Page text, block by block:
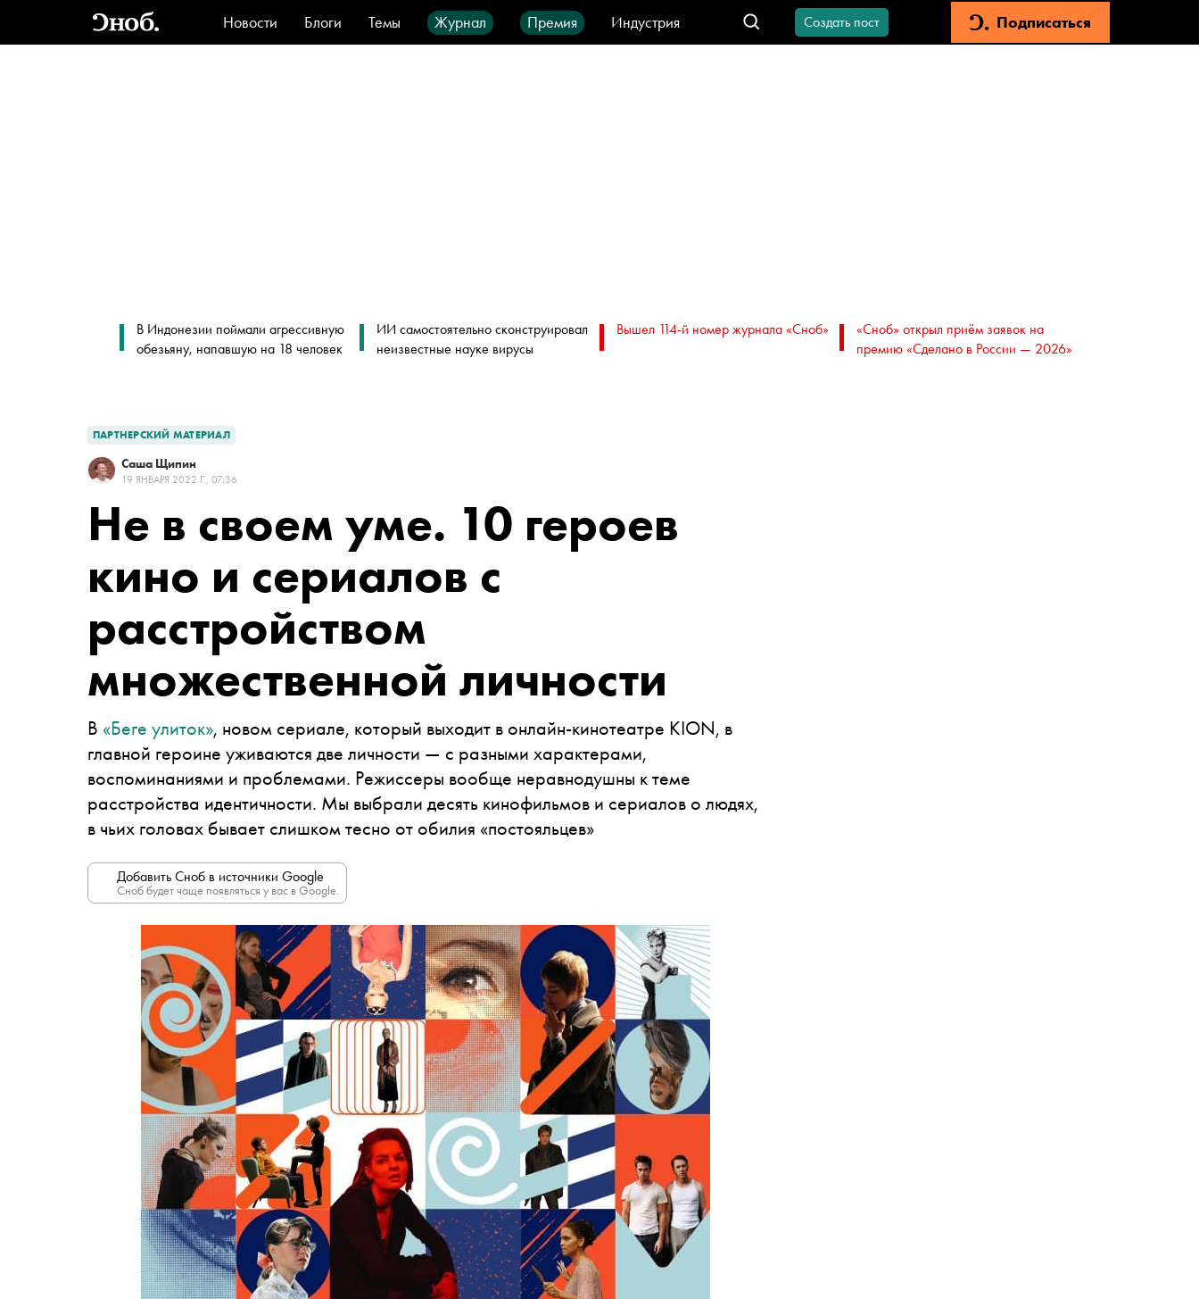
Новости Блоги Темы Журнал Премия
Индустрия
Стиль
Видео Город IT-продукты
Создать пост Подписаться
В Индонезии поймали агрессивную
обезьяну, напавшую на 18 человек
ИИ самостоятельно сконструировал
неизвестные науке вирусы
Вышел 114-й номер журнала «Сноб»
«Сноб» открыл приём заявок на
премию «Сделано в России — 2026»
ПАРТНЕРСКИЙ МАТЕРИАЛ
Саша Щипин
19 ЯНВАРЯ 2022 Г., 07:36
Не в своем уме. 10 героев
кино и сериалов с
расстройством
множественной личности
В «Беге улиток», новом сериале, который выходит в онлайн-кинотеатре KION, в
главной героине уживаются две личности — с разными характерами,
воспоминаниями и проблемами. Режиссеры вообще неравнодушны к теме
расстройства идентичности. Мы выбрали десять кинофильмов и сериалов о людях,
в чьих головах бывает слишком тесно от обилия «постояльцев»
Добавить Сноб в источники Google
Сноб будет чаще появляться у вас в Google.